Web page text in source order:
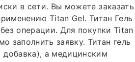
в сети. Вы можете заказать
Titan Gel. Титан Гель
операции. Для покупки Titan
заполнить заявку. Титан гель
а медицинским